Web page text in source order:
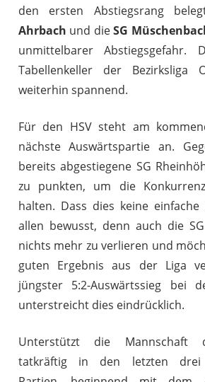
den ersten Abstiegsrang
Ahrbach und dieSG
unmittelbarer Abstiegsgefahr.
Tabellenkeller der Bezirksliga
weiterhin spannend.
Für den HSV steht am
nächste Auswärtspartie an.
bereits abgestiegene SG
zu punkten, um die
halten. Dass dies keine
allen bewusst, denn auch die
nichts mehr zu verlieren und
guten Ergebnis aus der Liga
jüngster 5:2-Auswärtssieg bei
unterstreicht dies eindrücklich.
Unterstützt die Mannschaft
tatkräftig in den letzten drei